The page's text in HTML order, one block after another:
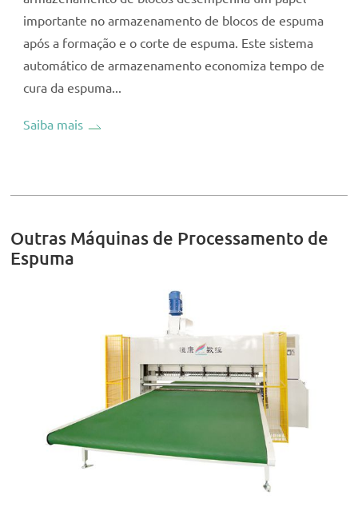
importante no armazenamento de blocos de espuma
após a formação e o corte de espuma. Este sistema
automático de armazenamento economiza tempo de
cura da espuma...
Saiba mais
Outras Máquinas de Processamento de
Espuma